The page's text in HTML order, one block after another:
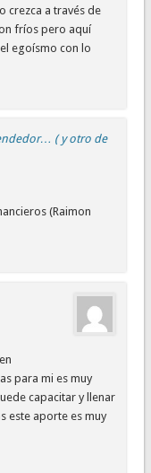
crezca a través de
fríos pero aquí
egoísmo con lo
( y otro de
(Raimon
para mi es muy
capacitar y llenar
este aporte es muy